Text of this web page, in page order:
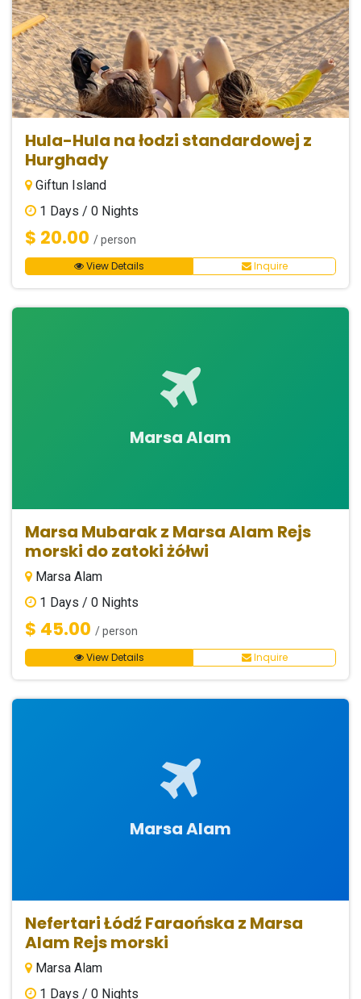
Hula-Hula na łodzi standardowej z
Hurghady
Giftun Island
1 Days / 0 Nights
$ 20.00 / person
View Details Inquire
Marsa Alam
Marsa Mubarak z Marsa Alam Rejs
morski do zatoki żółwi
Marsa Alam
1 Days / 0 Nights
$ 45.00 / person
View Details Inquire
Marsa Alam
Nefertari Łódź Faraońska z Marsa
Alam Rejs morski
Marsa Alam
1 Days / 0 Nights